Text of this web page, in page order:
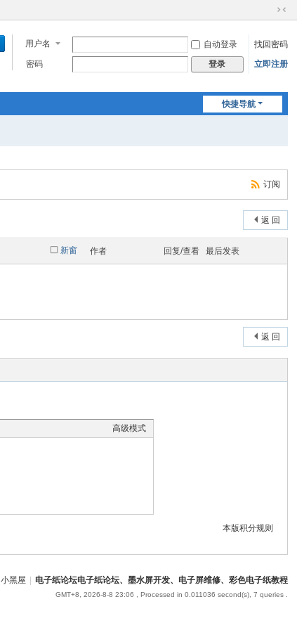
切
到
窄
用户名 自动登录
找回密码
密码
登录 立即注册
快捷导航
订阅
返 回
新窗 作者 回复/查看 最后发表
返 回
高级模式
本版积分规则
小黑屋 | 电子纸论坛电子纸论坛、墨水屏开发、电子屏维修、彩色电子纸教程
GMT+8, 2026-8-8 23:06 , Processed in 0.011036 second(s), 7 queries .